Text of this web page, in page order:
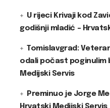
U rijeci Krivaji kod
godišnji mladić –
Tomislavgrad:
odali počast poginulim
Medijski Servis
Preminuo je Jorge